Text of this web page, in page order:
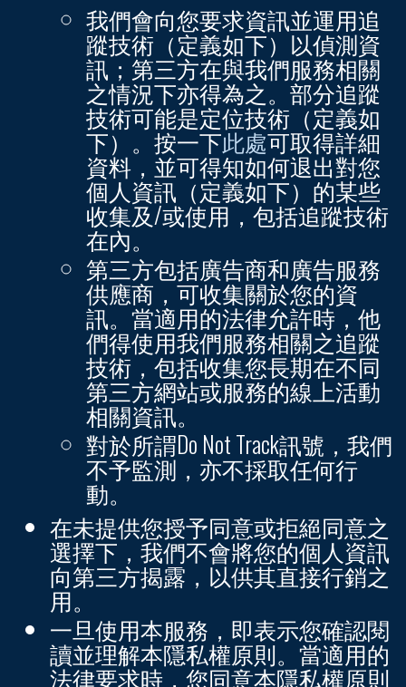
我們會向您要求資訊並運用追
蹤技術（定義如下）以偵測資
訊；第三方在與我們服務相關
之情況下亦得為之。部分追蹤
技術可能是定位技術（定義如
下）。按一下此處可取得詳細
資料，並可得知如何退出對您
個人資訊（定義如下）的某些
收集及/或使用，包括追蹤技術
在內。
第三方包括廣告商和廣告服務
供應商，可收集關於您的資
訊。當適用的法律允許時，他
們得使用我們服務相關之追蹤
技術，包括收集您長期在不同
第三方網站或服務的線上活動
相關資訊。
對於所謂Do Not Track訊號，我們
不予監測，亦不採取任何行
動。
在未提供您授予同意或拒絕同意之
選擇下，我們不會將您的個人資訊
向第三方揭露，以供其直接行銷之
用。
一旦使用本服務，即表示您確認閱
讀並理解本隱私權原則。當適用的
法律要求時，您同意本隱私權原則